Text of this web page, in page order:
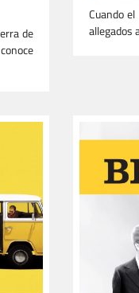
de
Cuando
allegados